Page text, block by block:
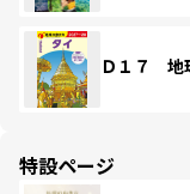
Ｄ１７ 地
特設ページ